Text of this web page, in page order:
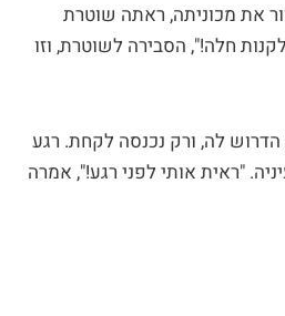
את מכוניתה, ראתה שוטרת
חלה!", הסבירה לשוטרת, וזו
לה, ורק נכנסה לקחת. רגע
"ראית אותי לפני רגע!", אמרה